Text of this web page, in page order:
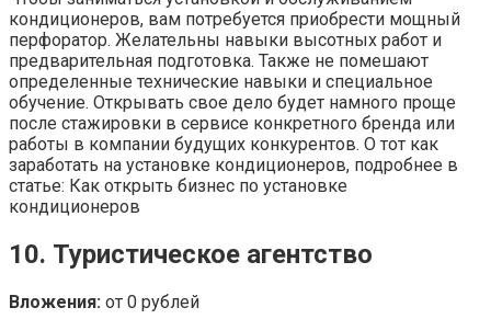
кондиционеров, вам потребуется приобрести мощный
перфоратор. Желательны навыки высотных работ и
предварительная подготовка. Также не помешают
определенные технические навыки и специальное
обучение. Открывать свое дело будет намного проще
после стажировки в сервисе конкретного бренда или
работы в компании будущих конкурентов. О тот как
заработать на установке кондиционеров, подробнее в
статье: Как открыть бизнес по установке
кондиционеров
10. Туристическое агентство
Вложения: от 0 рублей